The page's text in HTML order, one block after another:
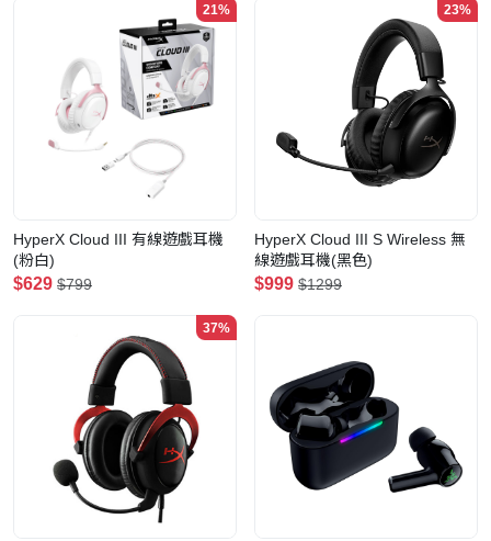
21%
HyperX Cloud III 有線遊戲耳機
(粉白)
$629 $799
23%
HyperX Cloud III S Wireless 無
線遊戲耳機(黑色)
$999 $1299
37%